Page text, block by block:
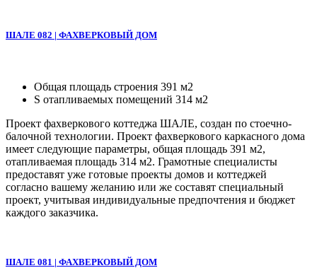
ШАЛЕ 082 | ФАХВЕРКОВЫЙ ДОМ
Общая площадь строения 391 м2
S отапливаемых помещений 314 м2
Проект фахверкового коттеджа ШАЛЕ, создан по стоечно-
балочной технологии. Проект фахверкового каркасного дома
имеет следующие параметры, общая площадь 391 м2,
отапливаемая площадь 314 м2. Грамотные специалисты
предоставят уже готовые проекты домов и коттеджей
согласно вашему желанию или же составят специальный
проект, учитывая индивидуальные предпочтения и бюджет
каждого заказчика.
ШАЛЕ 081 | ФАХВЕРКОВЫЙ ДОМ